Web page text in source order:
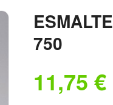
750
11,75 €